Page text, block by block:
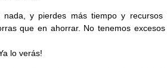
y pierdes más tiempo y recursos
que en ahorrar. No tenemos
lo verás!